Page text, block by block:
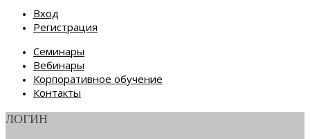
Вход
Регистрация
Семинары
Вебинары
Корпоративное обучение
Контакты
ЛОГИН